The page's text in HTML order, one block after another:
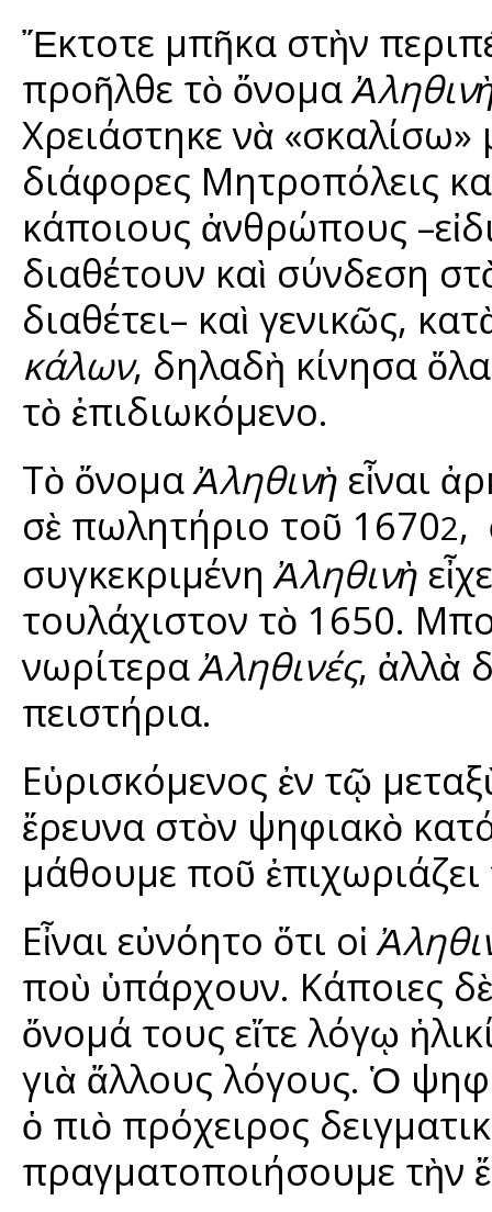
Ἔκτοτε μπῆκα στὴν
προῆλθε τὸ ὄνομα
Χρειάστηκε νὰ
διάφορες Μητροπόλεις
κάποιους ἀνθρώπους
διαθέτουν καὶ σύνδεση
διαθέτει– καὶ γενικῶς,
κάλων, δηλαδὴ κίνησα
τὸ ἐπιδιωκόμενο.
Τὸ ὄνομαἈληθινὴ εἶναι
σὲ πωλητήριο τοῦ 16702,
συγκεκριμένηἈληθινὴ
τουλάχιστον τὸ 1650.
νωρίτεραἈληθινές, ἀλλὰ
πειστήρια.
Εὑρισκόμενος ἐν τῷ
ἔρευνα στὸν ψηφιακὸ
μάθουμε ποῦ
Εἶναι εὐνόητο ὅτι οἱ
ποὺ ὑπάρχουν. Κάποιες
ὄνομά τους εἴτε λόγῳ
γιὰ ἄλλους λόγους. Ὁ
ὁ πιὸ πρόχειρος
πραγματοποιήσουμε τὴν